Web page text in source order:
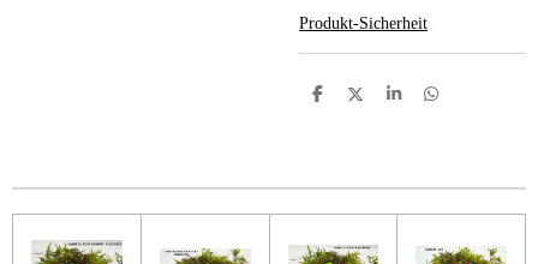
Produkt-Sicherheit
T
n
T
n
T
n
T
n